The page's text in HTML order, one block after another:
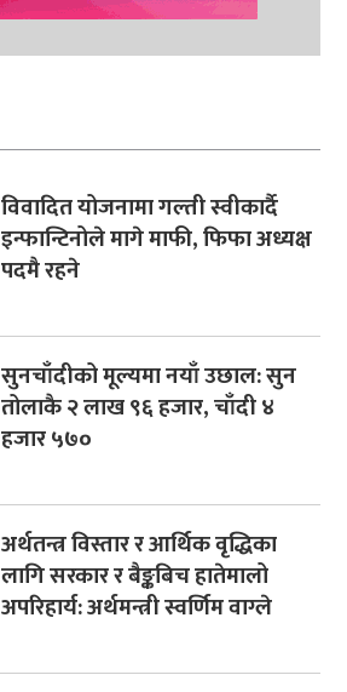
विवादित योजनामा गल्ती स्वीकार्दै
इन्फान्टिनोले मागे माफी, फिफा अध्यक्ष
पदमै रहने
सुनचाँदीको मूल्यमा नयाँ उछाल: सुन
तोलाकै २ लाख ९६ हजार, चाँदी ४
हजार ५७०
अर्थतन्त्र विस्तार र आर्थिक वृद्धिका
लागि सरकार र बैङ्कबिच हातेमालो
अपरिहार्य: अर्थमन्त्री स्वर्णिम वाग्ले